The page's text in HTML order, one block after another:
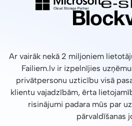
Ar vairāk nekā 2 miljoniem
Failiem.lv ir izpelnījies
privātpersonu uzticību visā
klientu vajadzībām, ērta
risinājumi padara mūs par
pārvaldīšanas